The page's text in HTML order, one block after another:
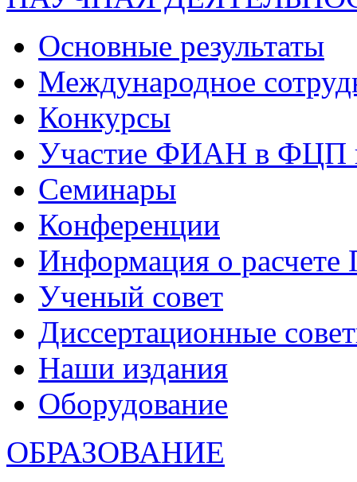
Основные результаты
Международное
Конкурсы
Участие ФИАН в ФЦП
Семинары
Конференции
Информация о
Ученый совет
Диссертационные
Наши издания
Оборудование
ОБРАЗОВАНИЕ